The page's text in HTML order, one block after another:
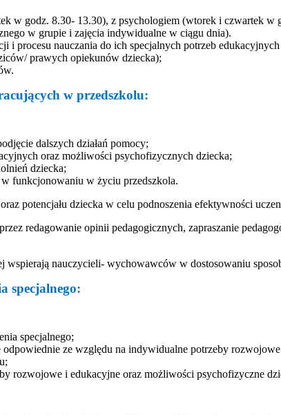
w godz. 8.30- 13.30), z psychologiem (wtorek i czwartek w
w grupie i zajęcia indywidualne w ciągu dnia).
i procesu nauczania do ich specjalnych potrzeb
prawych opiekunów dziecka);
w przedszkolu:
dalszych działań pomocy;
oraz możliwości psychofizycznych dziecka;
dziecka;
funkcjonowaniu w życiu przedszkola.
potencjału dziecka w celu podnoszenia efektywności
redagowanie opinii pedagogicznych, zapraszanie
wspierają nauczycieli- wychowawców w dostosowaniu
specjalnego:
specjalnego;
ze względu na indywidualne potrzeby
rozwojowe i edukacyjne oraz możliwości psychofizyczne